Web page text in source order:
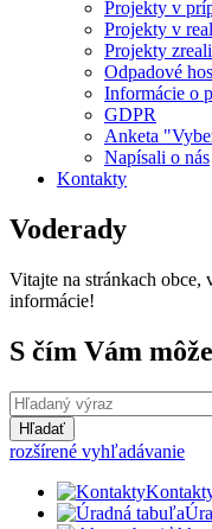
Projekty v
Projekty v
Projekty
Odpadové
Informácie o
GDPR
Anketa
Napísali o nás
Kontakty
Voderady
Vitajte na stránkach obce,
informácie!
S čím Vám
Hľadať
rozšírené vyhľadávanie